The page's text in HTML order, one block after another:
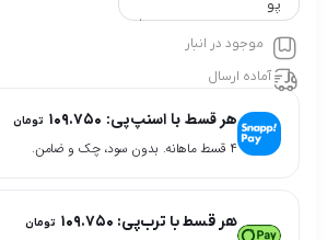
پو
موجود در انبار
آماده ارسال
هر قسط با اسنپ‌پی: ۱۰۹.۷۵۰ تومان
۴ قسط ماهانه. بدون سود، چک و ضامن.
هر قسط با ترب‌پی: ۱۰۹.۷۵۰ تومان